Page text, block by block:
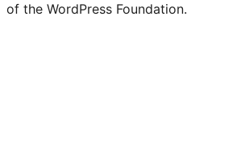
of the WordPress Foundation.